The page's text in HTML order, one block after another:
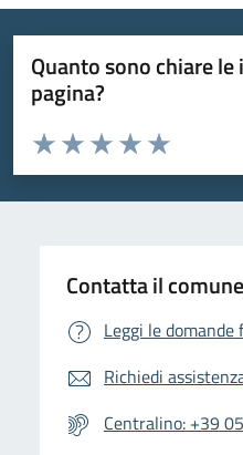
Quanto sono chiare
pagina?
Valuta da 1 a 5 stelle la pagina
Valuta 5
Valuta 4 stelle
Valuta 3 stelle su 5
Valuta 2 stelle su 5
Valuta 1 stelle su 5
Contatta il comune
Leggi le
Richiedi
Centralino: +39